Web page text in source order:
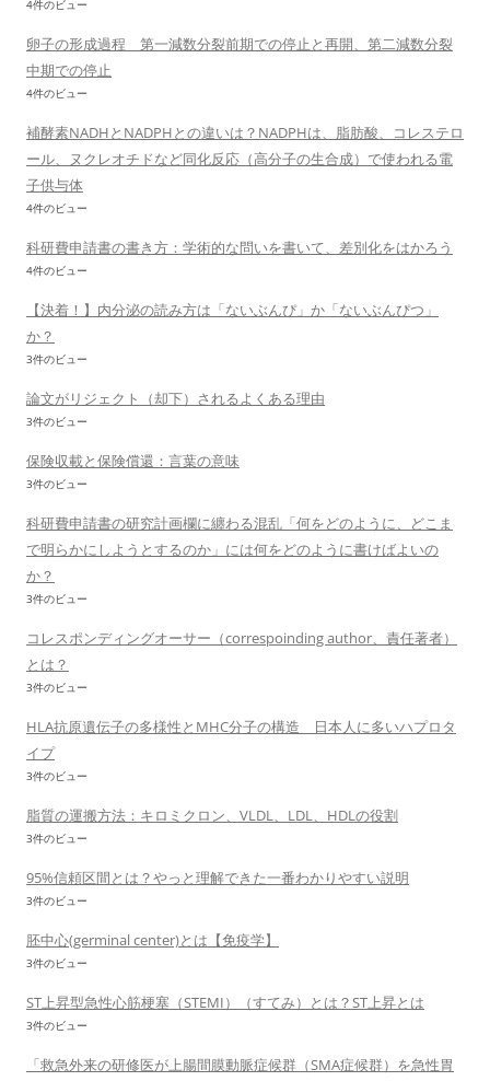
4件のビュー
卵子の形成過程 第一減数分裂前期での停止と再開、第二減数分裂
中期での停止
4件のビュー
補酵素NADHとNADPHとの違いは？NADPHは、脂肪酸、コレステロ
ール、ヌクレオチドなど同化反応（高分子の生合成）で使われる電
子供与体
4件のビュー
科研費申請書の書き方：学術的な問いを書いて、差別化をはかろう
4件のビュー
【決着！】内分泌の読み方は「ないぶんぴ」か「ないぶんぴつ」
か？
3件のビュー
論文がリジェクト（却下）されるよくある理由
3件のビュー
保険収載と保険償還：言葉の意味
3件のビュー
科研費申請書の研究計画欄に纏わる混乱「何をどのように、どこま
で明らかにしようとするのか」には何をどのように書けばよいの
か？
3件のビュー
コレスポンディングオーサー（correspoinding author、責任著者）
とは？
3件のビュー
HLA抗原遺伝子の多様性とMHC分子の構造 日本人に多いハプロタ
イプ
3件のビュー
脂質の運搬方法：キロミクロン、VLDL、LDL、HDLの役割
3件のビュー
95%信頼区間とは？やっと理解できた一番わかりやすい説明
3件のビュー
胚中心(germinal center)とは【免疫学】
3件のビュー
ST上昇型急性心筋梗塞（STEMI）（すてみ）とは？ST上昇とは
3件のビュー
「救急外来の研修医が上腸間膜動脈症候群（SMA症候群）を急性胃